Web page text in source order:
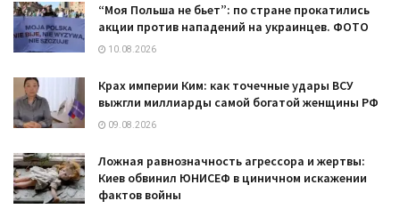
“Моя Польша не бьет”: по стране прокатились
акции против нападений на украинцев. ФОТО
10.08.2026
Крах империи Ким: как точечные удары ВСУ
выжгли миллиарды самой богатой женщины РФ
09.08.2026
Ложная равнозначность агрессора и жертвы:
Киев обвинил ЮНИСЕФ в циничном искажении
фактов войны